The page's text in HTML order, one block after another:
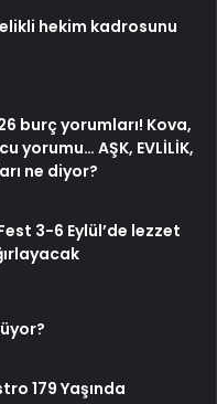
hekim kadrosunu
burç yorumları! Kova,
yorumu… AŞK, EVLİLİK,
ne diyor?
3-6 Eylül’de lezzet
179 Yaşında